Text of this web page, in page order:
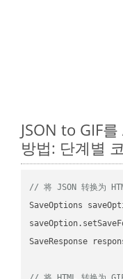
JSON to GIF
방법: 단계별
// 将 JSON 转换为
SaveOptions
SaveResponse